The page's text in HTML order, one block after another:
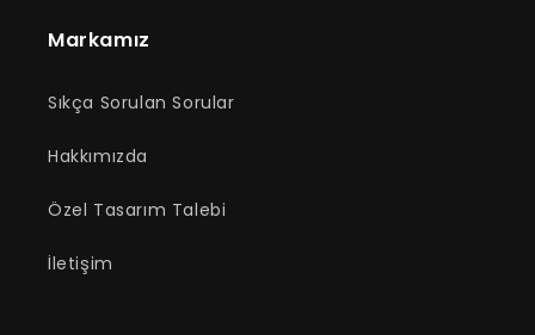
Markamız
Sıkça Sorulan Sorular
Hakkımızda
Özel Tasarım Talebi
İletişim